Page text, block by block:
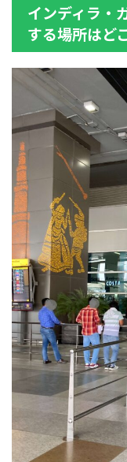
インディラ・
する場所はど